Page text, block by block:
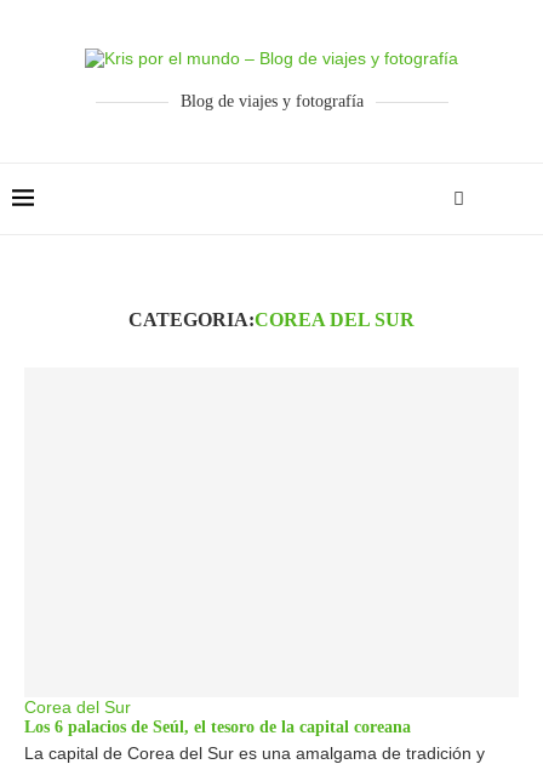
Blog de viajes y fotografía
CATEGORIA:COREA DEL SUR
Corea del Sur
Los 6 palacios de Seúl, el tesoro de la capital coreana
La capital de Corea del Sur es una amalgama de tradición y